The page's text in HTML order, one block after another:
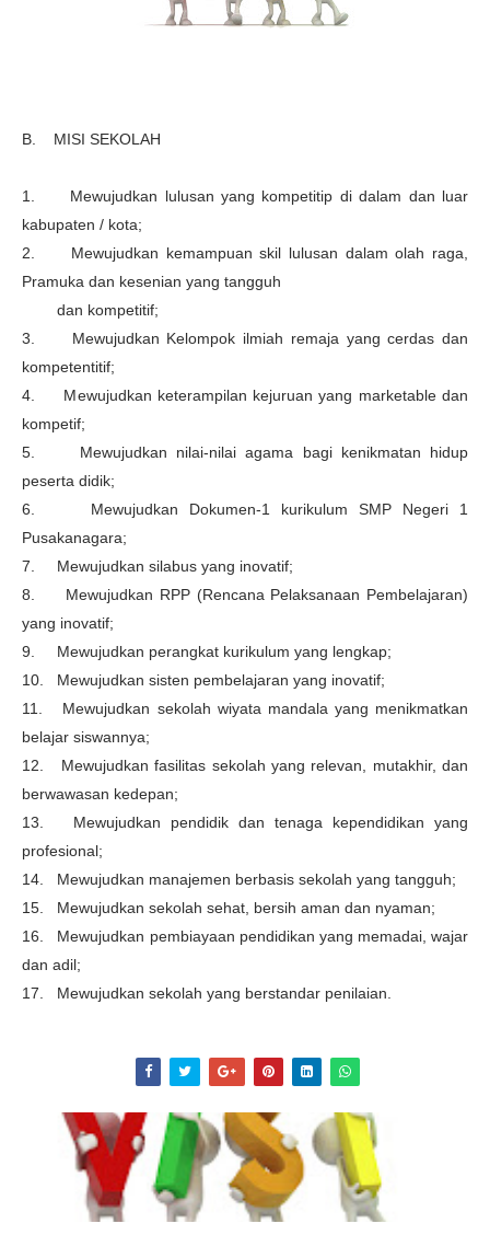
B. MISI SEKOLAH
1. Mewujudkan lulusan yang kompetitip di dalam dan luar
kabupaten / kota;
2. Mewujudkan kemampuan skil lulusan dalam olah raga,
Pramuka dan kesenian yang tangguh
dan kompetitif;
3. Mewujudkan Kelompok ilmiah remaja yang cerdas dan
kompetentitif;
4. Mewujudkan keterampilan kejuruan yang marketable dan
kompetif;
5. Mewujudkan nilai-nilai agama bagi kenikmatan hidup
peserta didik;
6. Mewujudkan Dokumen-1 kurikulum SMP Negeri 1
Pusakanagara;
7. Mewujudkan silabus yang inovatif;
8. Mewujudkan RPP (Rencana Pelaksanaan Pembelajaran)
yang inovatif;
9. Mewujudkan perangkat kurikulum yang lengkap;
10. Mewujudkan sisten pembelajaran yang inovatif;
11. Mewujudkan sekolah wiyata mandala yang menikmatkan
belajar siswannya;
12. Mewujudkan fasilitas sekolah yang relevan, mutakhir, dan
berwawasan kedepan;
13. Mewujudkan pendidik dan tenaga kependidikan yang
profesional;
14. Mewujudkan manajemen berbasis sekolah yang tangguh;
15. Mewujudkan sekolah sehat, bersih aman dan nyaman;
16. Mewujudkan pembiayaan pendidikan yang memadai, wajar
dan adil;
17. Mewujudkan sekolah yang berstandar penilaian.